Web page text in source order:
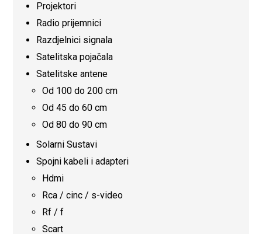
Projektori
Radio prijemnici
Razdjelnici signala
Satelitska pojačala
Satelitske antene
Od 100 do 200 cm
Od 45 do 60 cm
Od 80 do 90 cm
Solarni Sustavi
Spojni kabeli i adapteri
Hdmi
Rca / cinc / s-video
Rf / f
Scart